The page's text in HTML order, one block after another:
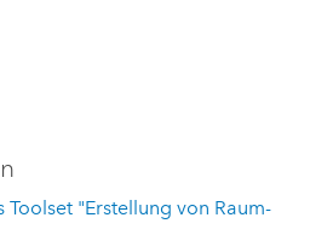
"Erstellung von Raum-